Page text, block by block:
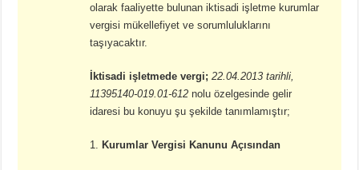
olarak faaliyette bulunan iktisadi işletme kurumlar
vergisi mükellefiyet ve sorumluluklarını
taşıyacaktır.
İktisadi işletmede vergi;22.04.2013 tarihli,
11395140-019.01-612 nolu özelgesinde gelir
idaresi bu konuyu şu şekilde tanımlamıştır;
Kurumlar Vergisi Kanunu Açısından